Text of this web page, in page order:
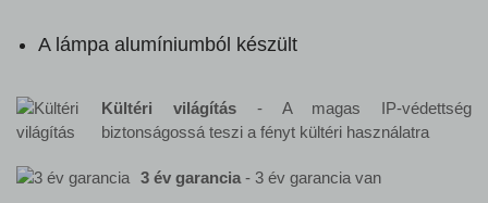
A lámpa alumíniumból készült
Kültéri világítás - A magas IP-védettség
biztonságossá teszi a fényt kültéri használatra
3 év garancia - 3 év garancia van